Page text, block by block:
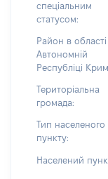
спеціальним
статусом:
Район в області
Автономній
Республіці
Територіальна
громада:
Тип населеного
пункту:
Населений